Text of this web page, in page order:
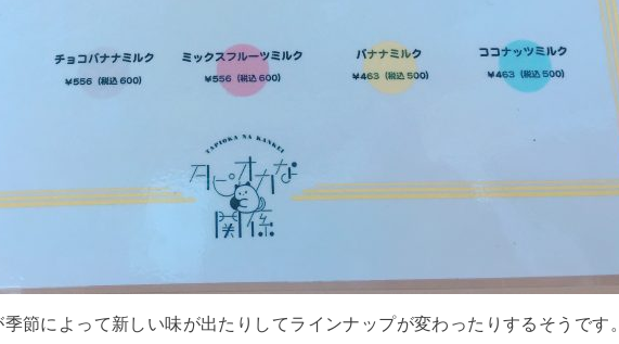
節によって新しい味が出たりしてラインナップが変わったりするそうです。